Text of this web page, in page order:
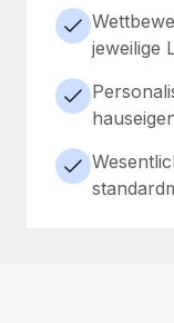
jeweilige